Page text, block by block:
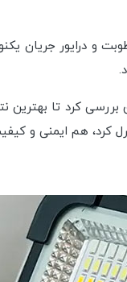
برابر حرارت و رطوبت و
بررسی کرد تا
هم ایمنی و کیفیت